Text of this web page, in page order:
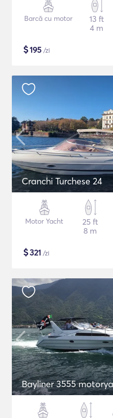
Barcă cu motor
13 ft
4 m
$195 /zi
Cranchi Turchese 24
Motor Yacht
25 ft
8 m
$321 /zi
Bayliner 3555